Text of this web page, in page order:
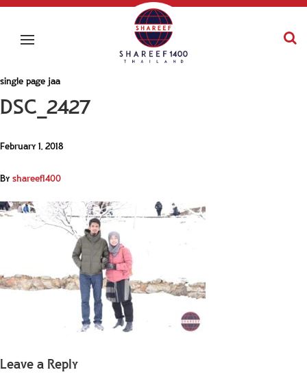
single page jaa
DSC_2427
February 1, 2018
Byshareef1400
Leave a Reply